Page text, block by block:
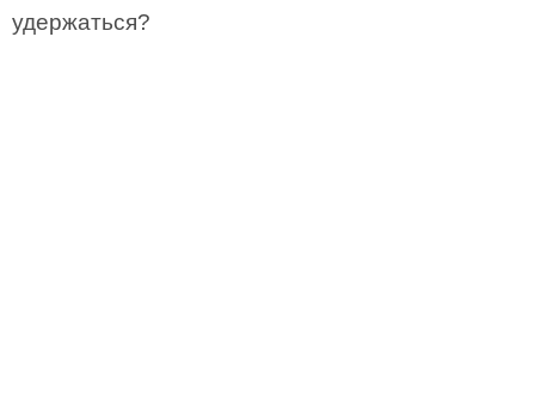
удержаться?